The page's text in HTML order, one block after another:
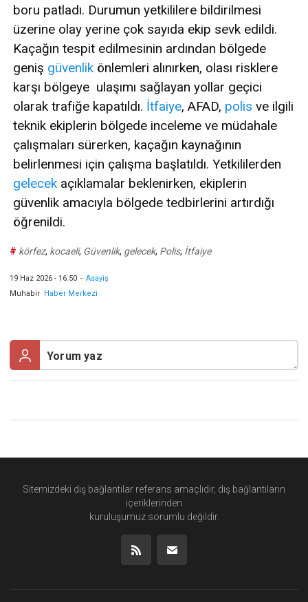
boru patladı. Durumun yetkililere bildirilmesi
üzerine olay yerine çok sayıda ekip sevk edildi.
Kaçağın tespit edilmesinin ardından bölgede
geniş güvenlik önlemleri alınırken, olası risklere
karşı bölgeye ulaşımı sağlayan yollar geçici
olarak trafiğe kapatıldı. İtfaiye, AFAD, polis ve ilgili
teknik ekiplerin bölgede inceleme ve müdahale
çalışmaları sürerken, kaçağın kaynağının
belirlenmesi için çalışma başlatıldı. Yetkililerden
gelecek açıklamalar beklenirken, ekiplerin
güvenlik amacıyla bölgede tedbirlerini artırdığı
öğrenildi.
# körfez, kocaeli, Güvenlik, gelecek, Polis, İtfaiye
19 Haz 2026 - 16:50 - Asayiş
Muhabir
Haber Merkezi
Sitemizdeki dış bağlantılar referans amaçlıdır, dış bağlantıların
içeriklerinden
kuruluşumuz sorumlu değildir.